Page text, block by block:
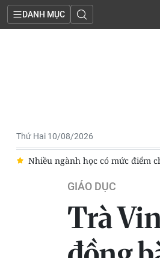
DANH MỤC
Thứ Hai 10/08/2026
Điểm chuẩn trúng tuyển Học
GIÁO DỤC
Trà